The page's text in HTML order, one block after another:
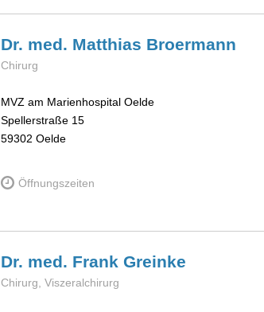
Dr. med. Matthias Broermann
Chirurg
MVZ am Marienhospital Oelde
Spellerstraße 15
59302 Oelde
Öffnungszeiten
Dr. med. Frank Greinke
Chirurg, Viszeralchirurg